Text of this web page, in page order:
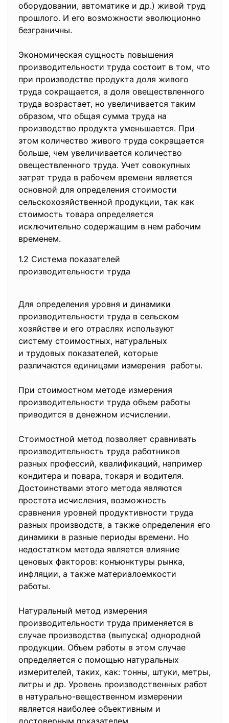
оборудовании, автоматике и др.) живой труд
прошлого. И его возможности эволюционно
безграничны.
Экономическая сущность повышения
производительности труда состоит в том, что
при производстве продукта доля живого
труда сокращается, а доля овеществленного
труда возрастает, но увеличивается таким
образом, что общая сумма труда на
производство продукта уменьшается. При
этом количество живого труда сокращается
больше, чем увеличивается количество
овеществленного труда. Учет совокупных
затрат труда в рабочем времени является
основной для определения стоимости
сельскохозяйственной продукции, так как
стоимость товара определяется
исключительно содержащим в нем рабочим
временем.
1.2 Система показателей
производительности труда
Для определения уровня и динамики
производительности труда в сельском
хозяйстве и его отраслях используют
систему стоимостных, натуральных
и трудовых показателей, которые
различаются единицами измерения работы.
При стоимостном методе измерения
производительности труда объем работы
приводится в денежном исчислении.
Стоимостной метод позволяет сравнивать
производительность труда работников
разных профессий, квалификаций, например
кондитера и повара, токаря и водителя.
Достоинствами этого метода являются
простота исчисления, возможность
сравнения уровней продуктивности труда
разных производств, а также определения его
динамики в разные периоды времени. Но
недостатком метода является влияние
ценовых факторов: конъюнктуры рынка,
инфляции, а также материалоемкости
работы.
Натуральный метод измерения
производительности труда применяется в
случае производства (выпуска) однородной
продукции. Объем работы в этом случае
определяется с помощью натуральных
измерителей, таких, как: тонны, штуки, метры,
литры и др. Уровень производственных работ
в натурально-вещественном измерении
является наиболее объективным и
достоверным показателем